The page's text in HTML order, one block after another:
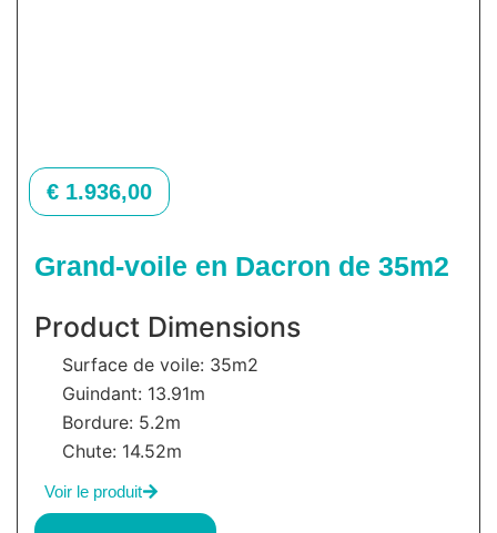
€ 1.936,00
Grand-voile en Dacron de 35m2
Product Dimensions
Surface de voile: 35m2
Guindant: 13.91m
Bordure: 5.2m
Chute: 14.52m
Voir le produit